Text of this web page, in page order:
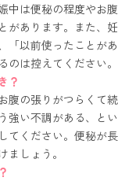
中は便秘の程度やお腹
があります。また、妊
「以前使ったことがあ
は控えてください。
？
腹の張りがつらくて続
強い不調がある、とい
てください。便秘が長
しょう。